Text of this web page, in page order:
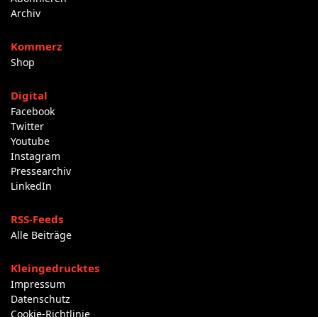
Archiv
Kommerz
Shop
Digital
Facebook
Twitter
Youtube
Instagram
Pressearchiv
LinkedIn
RSS-Feeds
Alle Beiträge
Kleingedrucktes
Impressum
Datenschutz
Cookie-Richtlinie